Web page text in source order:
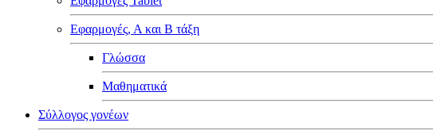
Εφαρμογές, Α και Β τάξη
Γλώσσα
Μαθηματικά
Σύλλογος γονέων